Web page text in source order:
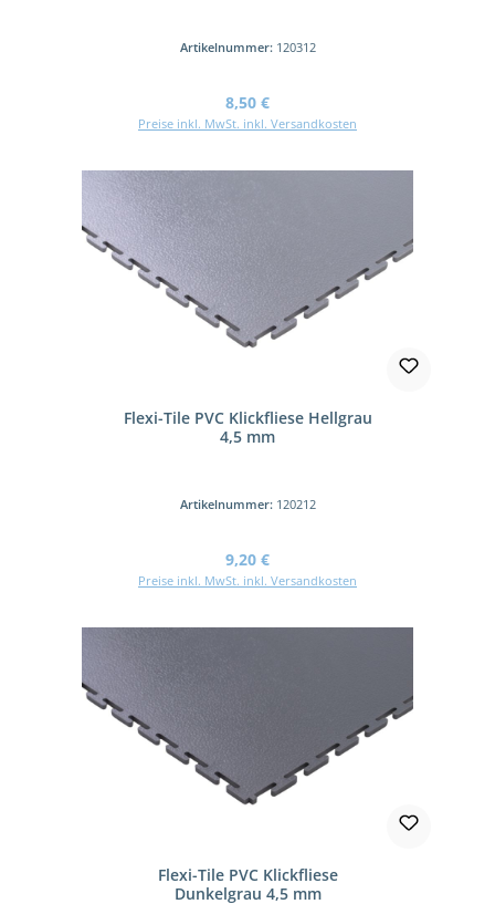
Artikelnummer: 120312
Regulärer Preis:
8,50 €
Preise inkl. MwSt. inkl. Versandkosten
Flexi-Tile PVC Klickfliese Hellgrau
4,5 mm
Artikelnummer: 120212
Regulärer Preis:
9,20 €
Preise inkl. MwSt. inkl. Versandkosten
Flexi-Tile PVC Klickfliese
Dunkelgrau 4,5 mm